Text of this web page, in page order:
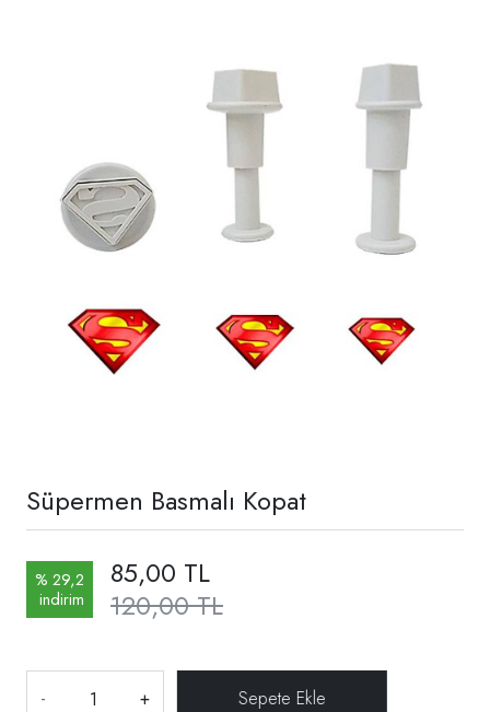
Süpermen Basmalı Kopat
% 29,2
indirim
120,00 TL
85,00 TL
- +